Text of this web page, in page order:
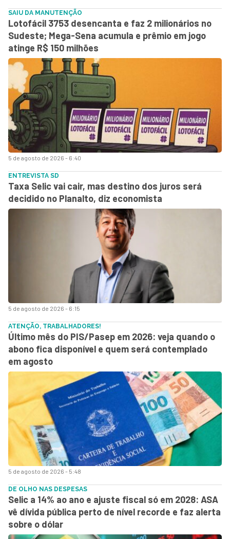
5 de agosto de 2026 - 6:40
SAIU DA MANUTENÇÃO
Lotofácil 3753 desencanta e faz 2 milionários no
Sudeste; Mega-Sena acumula e prêmio em jogo
atinge R$ 150 milhões
5 de agosto de 2026 - 6:15
ENTREVISTA SD
Taxa Selic vai cair, mas destino dos juros será
decidido no Planalto, diz economista
5 de agosto de 2026 - 5:48
ATENÇÃO, TRABALHADORES!
Último mês do PIS/Pasep em 2026: veja quando o
abono fica disponível e quem será contemplado
em agosto
DE OLHO NAS DESPESAS
Selic a 14% ao ano e ajuste fiscal só em 2028: ASA
vê dívida pública perto de nível recorde e faz alerta
sobre o dólar